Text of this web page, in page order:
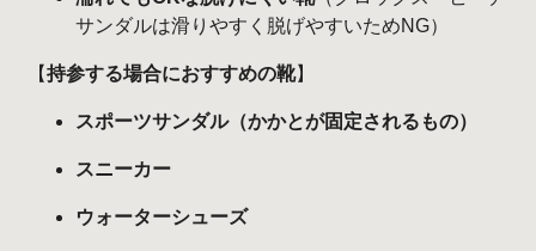
サンダルは滑りやすく脱げやすいためNG）
【持参する場合におすすめの靴】
スポーツサンダル（かかとが固定されるもの）
スニーカー
ウォーターシューズ